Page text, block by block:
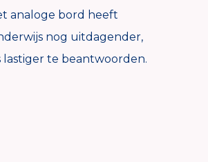
analoge bord heeft
nog uitdagender,
lastiger te beantwoorden.